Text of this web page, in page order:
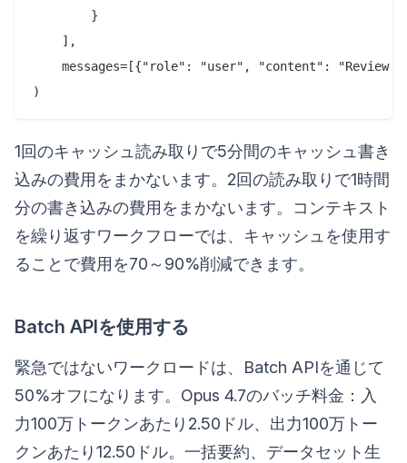
        }
    ],
messages=[{"role": "user", "content": "Review
1回のキャッシュ読み取りで5分間のキャッシュ書き
込みの費用をまかないます。2回の読み取りで1時間
分の書き込みの費用をまかないます。コンテキスト
を繰り返すワークフローでは、キャッシュを使用す
ることで費用を70～90%削減できます。
Batch APIを使用する
緊急ではないワークロードは、Batch APIを通じて
50%オフになります。Opus 4.7のバッチ料金：入
力100万トークンあたり2.50ドル、出力100万トー
クンあたり12.50ドル。一括要約、データセット生